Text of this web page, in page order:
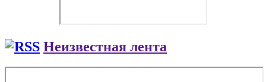
Неизвестная лента